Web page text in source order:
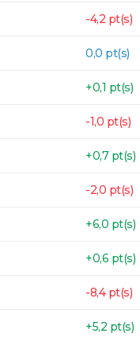
-4,2 pt(s)
0,0 pt(s)
+0,1 pt(s)
-1,0 pt(s)
+0,7 pt(s)
-2,0 pt(s)
+6,0 pt(s)
+0,6 pt(s)
-8,4 pt(s)
+5,2 pt(s)